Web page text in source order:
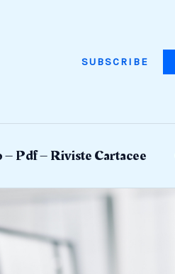
SUBSCRIBE
Pdf – Riviste Cartacee